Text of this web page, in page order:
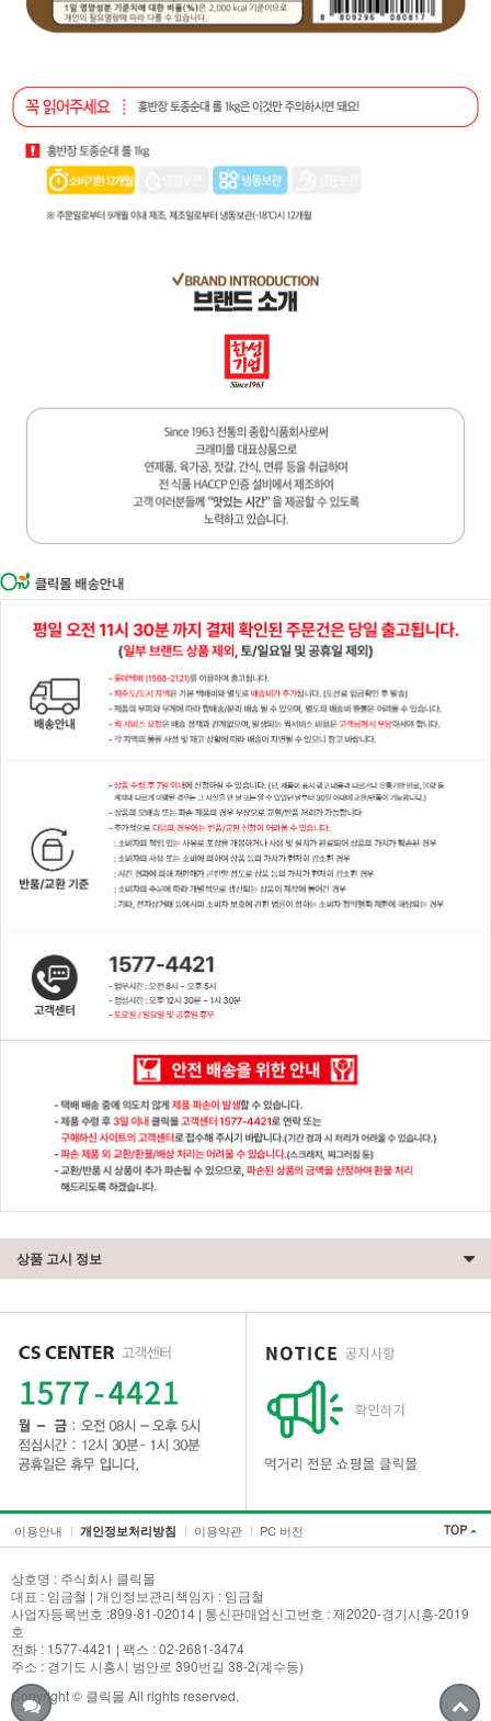
상품 고시 정보
이용안내 개인정보처리방침 이용약관 PC 버전
상호명 : 주식회사 클릭몰
대표 : 임금철 | 개인정보관리책임자 : 임금철
사업자등록번호 :899-81-02014 | 통신판매업신고번호 : 제2020-경기시흥-2019
호
전화 : 1577-4421 | 팩스 : 02-2681-3474
주소 : 경기도 시흥시 범안로 390번길 38-2(계수동)
Copyright © 클릭몰 All rights reserved.